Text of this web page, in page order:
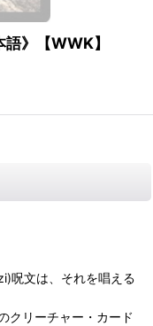
》【WWK】
呪文は、それを唱える
クリーチャー・カード